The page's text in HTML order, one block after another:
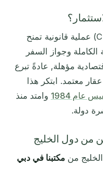
الجنسية عن طريق الاستثمار (CBI) عملية قانونية تمنح
وجواز السفر
مؤهلة, عادةً تبرع
معتمد. ابتكر هذا
1984
وامتد منذ
دولة.
من دول الخليج
من مكتبنا في دبي